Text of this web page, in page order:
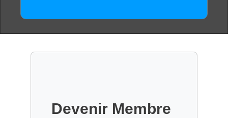
Devenir Membre